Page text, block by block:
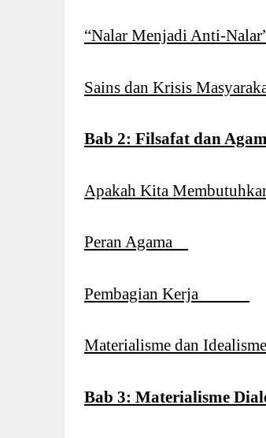
“Nalar Menjadi Anti-
Sains dan Krisis
Bab 2: Filsafat dan
Apakah Kita
Peran Agama
Pembagian Kerja
Materialisme dan
Bab 3: Materialisme